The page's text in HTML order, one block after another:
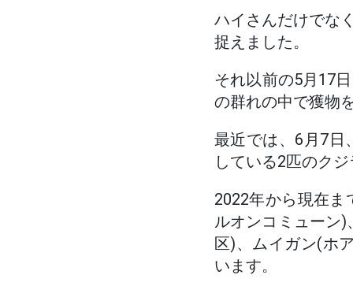
ハイさんだけでな
捉えました。
それ以前の5月17
の群れの中で獲物
最近では、6月7日
している2匹のク
2022年から現在
ルオンコミューン
区)、ムイガン(ホ
います。